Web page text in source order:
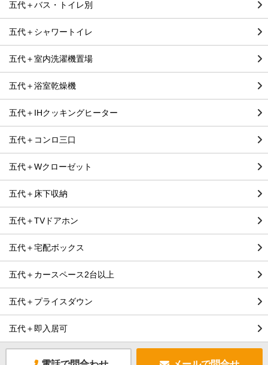
五代＋バス・トイレ別
五代＋シャワートイレ
五代＋室内洗濯機置場
五代＋浴室乾燥機
五代＋IHクッキングヒーター
五代＋コンロ三口
五代＋Wクローゼット
五代＋床下収納
五代＋TVドアホン
五代＋宅配ボックス
五代＋カースペース2台以上
五代＋プライスダウン
五代＋即入居可